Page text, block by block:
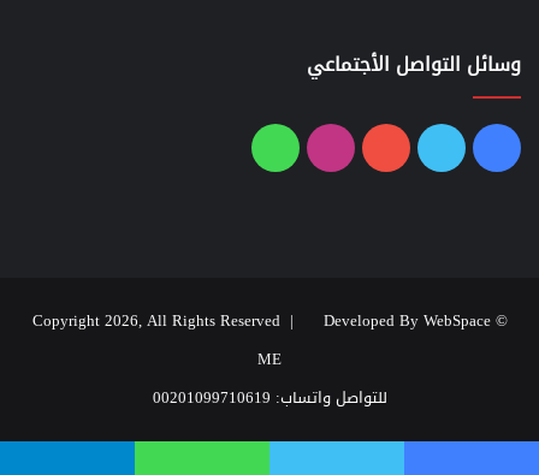
وسائل التواصل الأجتماعي
فيسبوك
تويتر يوتيوبانستقرامواتساب
© Copyright 2026, All Rights Reserved |
Developed By WebSpace
ME
للتواصل واتساب: 00201099710619